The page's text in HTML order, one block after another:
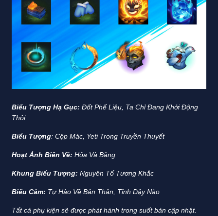
Biểu Tượng Hạ Gục: Đốt Phế Liệu, Ta Chỉ Đang Khởi Động
Thôi
Biểu Tượng: Cộp Mác, Yeti Trong Truyền Thuyết
Hoạt Ảnh Biến Về: Hỏa Và Băng
Khung Biểu Tượng: Nguyên Tố Tương Khắc
Biểu Cảm: Tự Hào Về Bản Thân, Tỉnh Dậy Nào
Tất cả phụ kiện sẽ được phát hành trong suốt bản cập nhật.